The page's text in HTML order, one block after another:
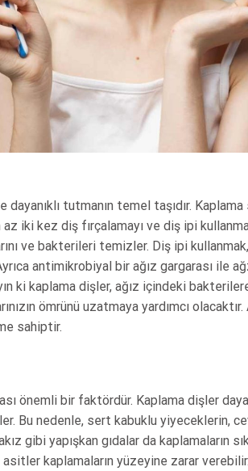
tutmanın temel taşıdır.
iki kez diş fırçalamayı ve diş ipi
ve bakterileri temizler. Diş ipi
antimikrobiyal bir ağız gargarası ile
ki kaplama dişler, ağız içindeki
ömrünü uzatmaya yardımcı
sahiptir.
önemli bir faktördür. Kaplama dişler
Bu nedenle, sert kabuklu yiyeceklerin,
gibi yapışkan gıdalar da kaplamaların
kaplamaların yüzeyine zarar